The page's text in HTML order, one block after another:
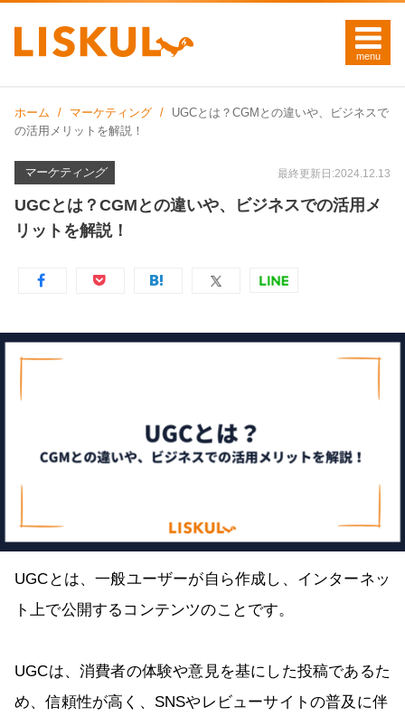
ホーム マーケティング
UGCとは？CGMとの違いや、ビジネスで
の活用メリットを解説！
マーケティング 最終更新日:2024.12.13
UGCとは？CGMとの違いや、ビジネスでの活用メ
リットを解説！
UGCとは、一般ユーザーが自ら作成し、インターネッ
ト上で公開するコンテンツのことです。
UGCは、消費者の体験や意見を基にした投稿であるた
め、信頼性が高く、SNSやレビューサイトの普及に伴